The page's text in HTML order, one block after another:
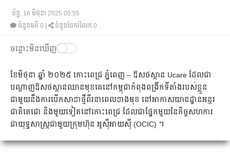
ច័ន្ទ, 16 មិថុនា 2025 05:55
ចំនួនមតិ 0 ចំនួនចែករំលែក 0
ចន្លោះមិនឃើញ
ខែមិថុនា ឆ្នាំ ២០២៥ កោះពេជ្រ ភ្នំពេញ – ឱសថស្ថាន Ucare ដែលជា
បណ្តាញឱសថស្ថានឈានមុខគេនៅកម្ពុជាកំពុងពង្រីកទីតាំងរបស់ខ្លួន
ជាមួយនឹងការបើកសាខាថ្មីពីរនាពេលខាងមុខ នៅអាកាសយានដ្ឋានអន្តរ
ជាតិតេជោ និងមួយទៀតនៅកោះពេជ្រ ដែលជាផ្នែកមួយនៃកិច្ចសហការ
ជាយុទ្ធសាស្រ្តជាមួយក្រុមហ៊ុន អូស៊ីអាយស៊ី (OCIC) ។